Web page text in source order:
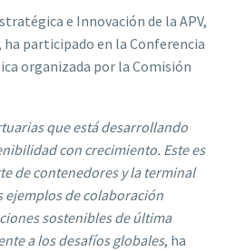
e Innovación de la APV,
ha participado en la Conferencia
organizada por la Comisión
que está desarrollando
con crecimiento. Este es
de contenedores y la terminal
ejemplos de colaboración
sostenibles de última
a los desafíos globales, ha